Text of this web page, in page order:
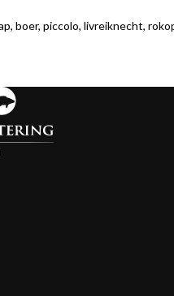
boer, piccolo, livreiknecht,